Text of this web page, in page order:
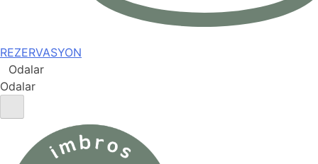
REZERVASYON
Odalar
Odalar